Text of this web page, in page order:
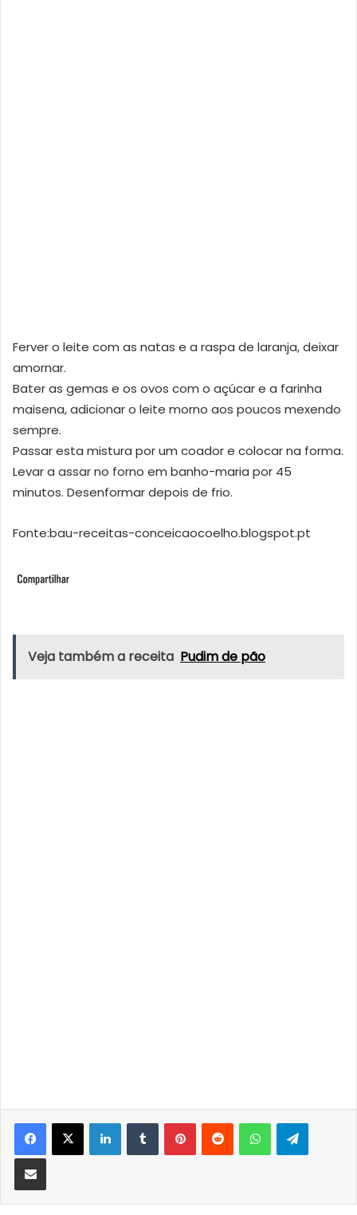
Ferver o leite com as natas e a raspa de laranja, deixar
amornar.
Bater as gemas e os ovos com o açúcar e a farinha
maisena, adicionar o leite morno aos poucos mexendo
sempre.
Passar esta mistura por um coador e colocar na forma.
Levar a assar no forno em banho-maria por 45
minutos. Desenformar depois de frio.
Fonte:bau-receitas-conceicaocoelho.blogspot.pt
Veja também a receita Pudim de pão
LinkedInTumblrPinterestReddit WhatsApp
Partilhar Via Email